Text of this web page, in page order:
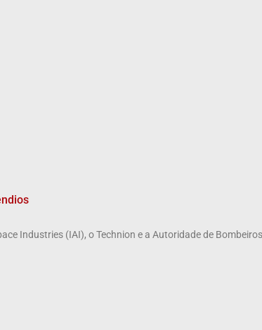
Industries (IAI), o Technion e a Autoridade de